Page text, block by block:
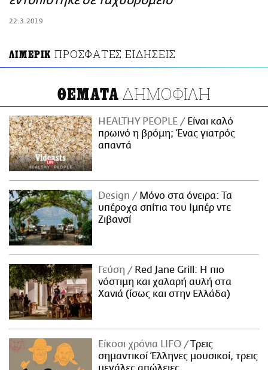
22.3.2019
ΛΙΜΕΡΙΚ ΠΡΟΣΦΑΤΕΣ ΕΙΔΗΣΕΙΣ
ΘΕΜΑΤΑ ΔΗΜΟΦΙΛΗ
HEALTHY PEOPLE
Είναι καλό
πρωινό η βρόμη; Ένας γιατρός
απαντά
Design
Μόνο στα όνειρα: Τα
υπέροχα σπίτια του Ιμπέρ ντε
Ζιβανσί
Γεύση
Red Jane Grill: Η πιο
νόστιμη και χαλαρή αυλή στα
Χανιά (ίσως και στην Ελλάδα)
Είκοσι χρόνια LIFO
Tρεις
σημαντικοί Έλληνες μουσικοί, τρεις